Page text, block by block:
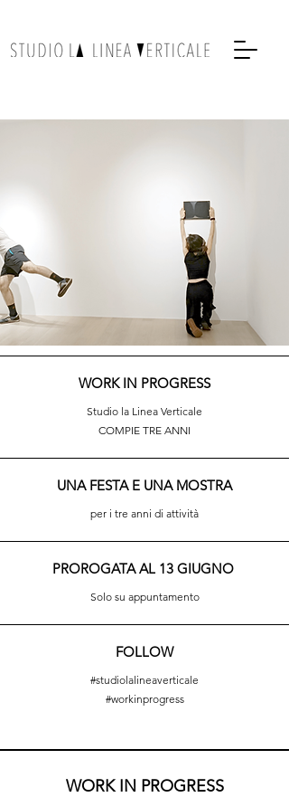
WORK IN PROGRESS
Studio la Linea Verticale
COMPIE TRE ANNI
UNA FESTA E UNA MOSTRA
per i tre anni di attività
PROROGATA AL 13 GIUGNO
Solo su appuntamento
FOLLOW
#studiolalineaverticale
#workinprogress
WORK IN PROGRESS